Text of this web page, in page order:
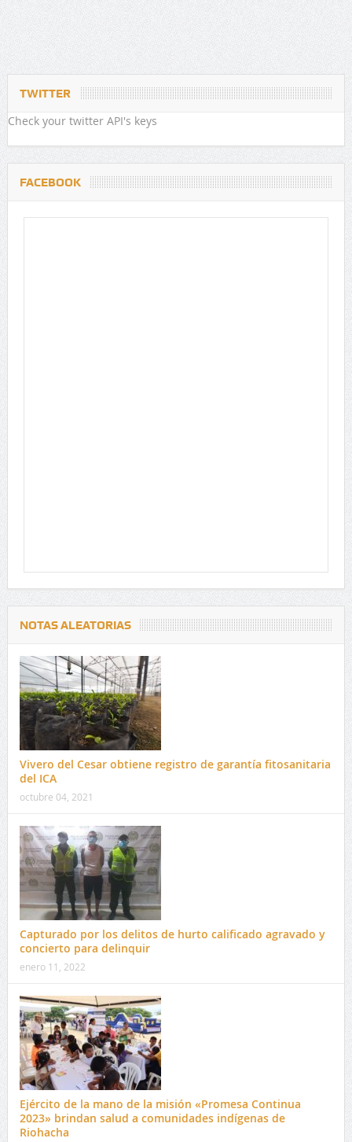
TWITTER
Check your twitter API's keys
FACEBOOK
NOTAS ALEATORIAS
Vivero del Cesar obtiene registro de garantía fitosanitaria
del ICA
octubre 04, 2021
Capturado por los delitos de hurto calificado agravado y
concierto para delinquir
enero 11, 2022
Ejército de la mano de la misión «Promesa Continua
2023» brindan salud a comunidades indígenas de
Riohacha